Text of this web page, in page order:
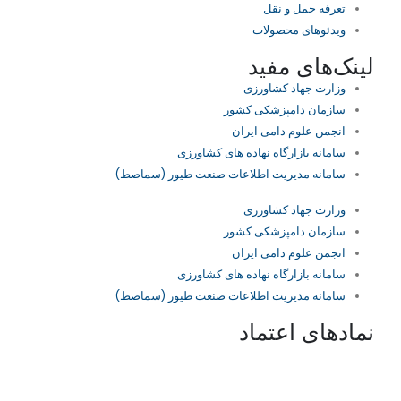
تعرفه حمل و نقل
ویدئو‌های محصولات
لینک‌های مفید
وزارت جهاد کشاورزی
سازمان دامپزشکی کشور
انجمن علوم دامی ایران
سامانه بازارگاه نهاده های کشاورزی
سامانه مدیریت اطلاعات صنعت طیور (سماصط)
وزارت جهاد کشاورزی
سازمان دامپزشکی کشور
انجمن علوم دامی ایران
سامانه بازارگاه نهاده های کشاورزی
سامانه مدیریت اطلاعات صنعت طیور (سماصط)
نمادهای اعتماد